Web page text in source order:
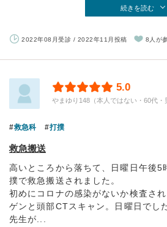
続きを読む
2022年08月受診 / 2022年11月投稿 8人が
5.0
やまゆり148（本人ではない・60代・
救急科 打撲
救急搬送
高いところから落ちて、日曜日午後5
撲で救急搬送されました。
初めにコロナの感染がないか検査さ
ゲンと頭部CTスキャン。日曜日でし
先生が...